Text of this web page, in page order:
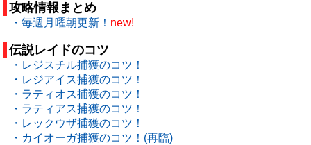
攻略情報まとめ
・毎週月曜朝更新！ new!
伝説レイドのコツ
・レジスチル捕獲のコツ！
・レジアイス捕獲のコツ！
・ラティオス捕獲のコツ！
・ラティアス捕獲のコツ！
・レックウザ捕獲のコツ！
・カイオーガ捕獲のコツ！(再臨)